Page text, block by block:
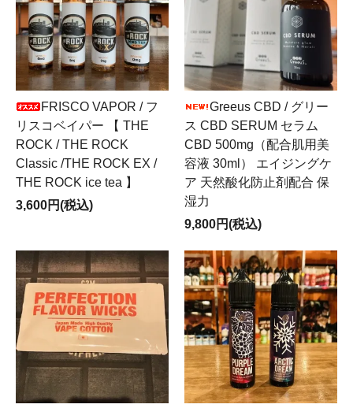
FRISCO VAPOR / フ
リスコベイパー 【 THE
ROCK / THE ROCK
Classic /THE ROCK EX /
THE ROCK ice tea 】
3,600円(税込)
Greeus CBD / グリー
ス CBD SERUM セラム
CBD 500mg（配合肌用美
容液 30ml） エイジングケ
ア 天然酸化防止剤配合 保
湿力
9,800円(税込)